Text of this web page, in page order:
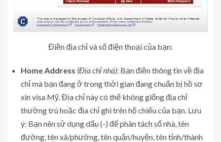
Điền địa chỉ và số điện thoại của bạn:
Home Address (Địa chỉ nhà): Bạn điền thông tin về địa
chỉ mà bạn đang ở trong thời gian đang chuẩn bị hồ sơ
xin visa Mỹ. Địa chỉ này có thể không giống địa chỉ
thường trú hoặc địa chỉ ghi trên hộ chiếu của bạn. Lưu
ý: Bạn nên sử dụng dấu (-) để phân tách số nhà, tên
đường, tên xã/phường, tên quận/huyện, tên tỉnh/thành